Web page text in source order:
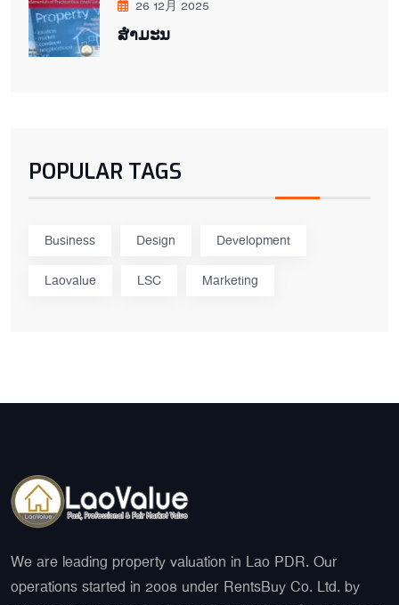
26 12月 2025
ສຳມະນ
POPULAR TAGS
Business Design Development
Laovalue LSC Marketing
We are leading property valuation in Lao PDR. Our
operations started in 2008 under RentsBuy Co. Ltd. by